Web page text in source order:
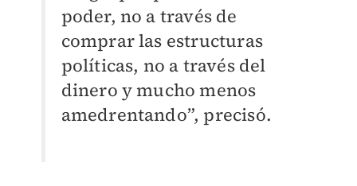
poder, no a través de
comprar las estructuras
políticas, no a través del
dinero y mucho menos
amedrentando”, precisó.